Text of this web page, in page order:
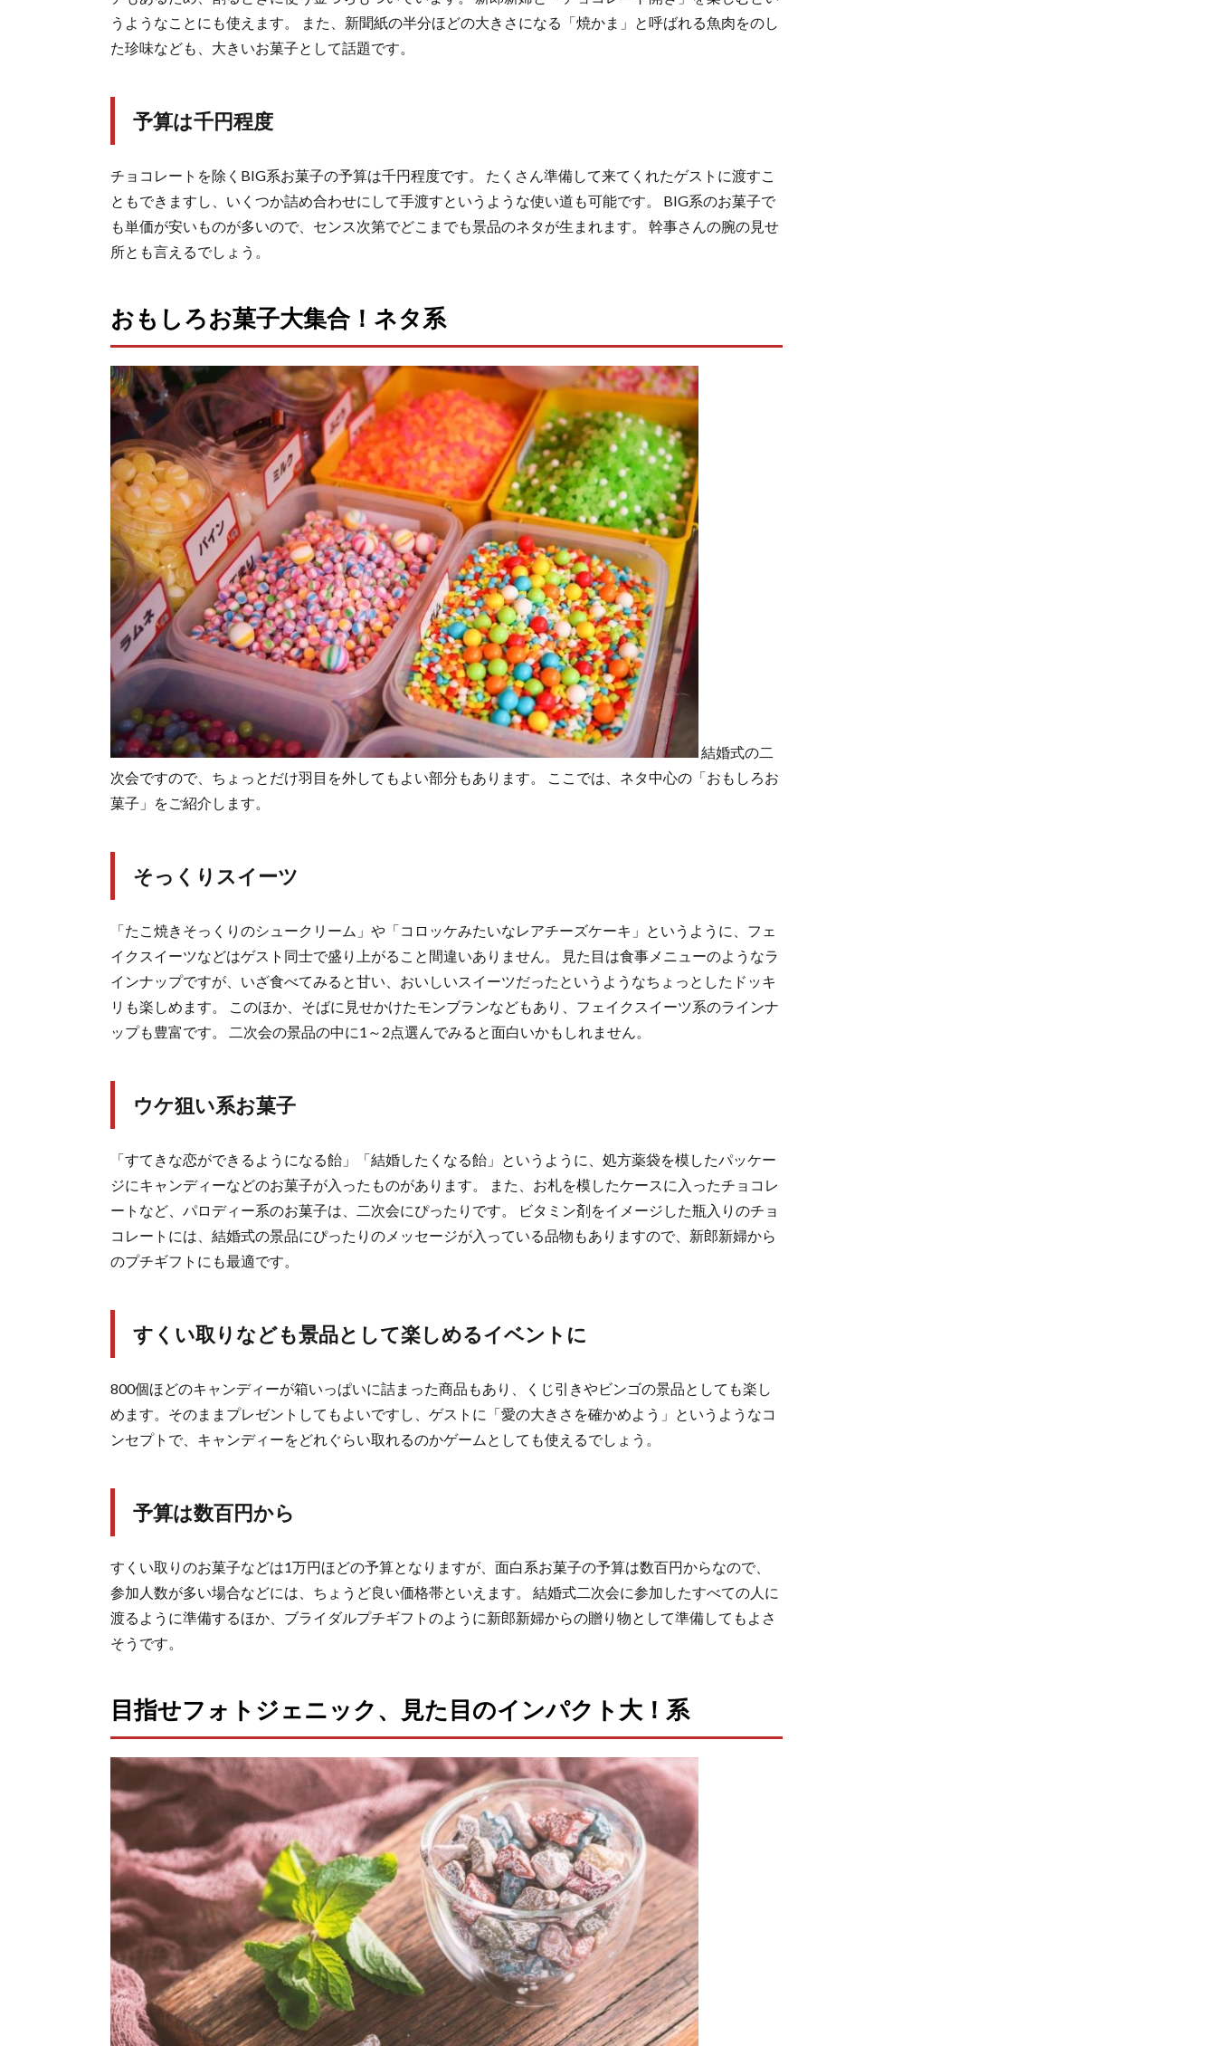
うようなことにも使えます。 また、新聞紙の半分ほどの大きさになる「焼かま」と呼ばれる魚肉をのし
た珍味なども、大きいお菓子として話題です。
予算は千円程度
チョコレートを除くBIG系お菓子の予算は千円程度です。 たくさん準備して来てくれたゲストに渡すこ
ともできますし、いくつか詰め合わせにして手渡すというような使い道も可能です。 BIG系のお菓子で
も単価が安いものが多いので、センス次第でどこまでも景品のネタが生まれます。 幹事さんの腕の見せ
所とも言えるでしょう。
おもしろお菓子大集合！ネタ系
結婚式の二
次会ですので、ちょっとだけ羽目を外してもよい部分もあります。 ここでは、ネタ中心の「おもしろお
菓子」をご紹介します。
そっくりスイーツ
「たこ焼きそっくりのシュークリーム」や「コロッケみたいなレアチーズケーキ」というように、フェ
イクスイーツなどはゲスト同士で盛り上がること間違いありません。 見た目は食事メニューのようなラ
インナップですが、いざ食べてみると甘い、おいしいスイーツだったというようなちょっとしたドッキ
リも楽しめます。 このほか、そばに見せかけたモンブランなどもあり、フェイクスイーツ系のラインナ
ップも豊富です。 二次会の景品の中に1～2点選んでみると面白いかもしれません。
ウケ狙い系お菓子
「すてきな恋ができるようになる飴」「結婚したくなる飴」というように、処方薬袋を模したパッケー
ジにキャンディーなどのお菓子が入ったものがあります。 また、お札を模したケースに入ったチョコレ
ートなど、パロディー系のお菓子は、二次会にぴったりです。 ビタミン剤をイメージした瓶入りのチョ
コレートには、結婚式の景品にぴったりのメッセージが入っている品物もありますので、新郎新婦から
のプチギフトにも最適です。
すくい取りなども景品として楽しめるイベントに
800個ほどのキャンディーが箱いっぱいに詰まった商品もあり、くじ引きやビンゴの景品としても楽し
めます。そのままプレゼントしてもよいですし、ゲストに「愛の大きさを確かめよう」というようなコ
ンセプトで、キャンディーをどれぐらい取れるのかゲームとしても使えるでしょう。
予算は数百円から
すくい取りのお菓子などは1万円ほどの予算となりますが、面白系お菓子の予算は数百円からなので、
参加人数が多い場合などには、ちょうど良い価格帯といえます。 結婚式二次会に参加したすべての人に
渡るように準備するほか、ブライダルプチギフトのように新郎新婦からの贈り物として準備してもよさ
そうです。
目指せフォトジェニック、見た目のインパクト大！系